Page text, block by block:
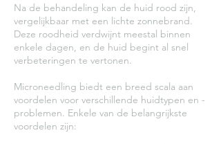
Na de behandeling kan de huid rood zijn,
vergelijkbaar met een lichte zonnebrand.
Deze roodheid verdwijnt meestal binnen
enkele dagen, en de huid begint al snel
verbeteringen te vertonen.
Microneedling biedt een breed scala aan
voordelen voor verschillende huidtypen en -
problemen. Enkele van de belangrijkste
voordelen zijn: